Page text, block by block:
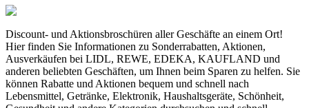
Discount- und Aktionsbroschüren aller Geschäfte an einem Ort!
Hier finden Sie Informationen zu Sonderrabatten, Aktionen,
Ausverkäufen bei LIDL, REWE, EDEKA, KAUFLAND und
anderen beliebten Geschäften, um Ihnen beim Sparen zu helfen. Sie
können Rabatte und Aktionen bequem und schnell nach
Lebensmittel, Getränke, Elektronik, Haushaltsgeräte, Schönheit,